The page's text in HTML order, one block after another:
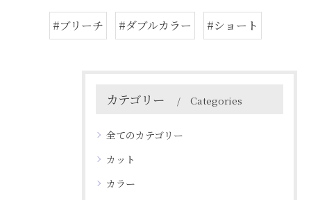
#ブリーチ #ダブルカラー #ショート
カテゴリー Categories
全てのカテゴリー
カット
カラー